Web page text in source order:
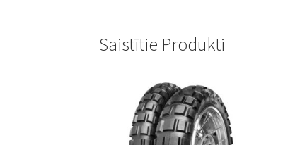
Saistītie Produkti